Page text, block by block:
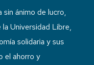
ánimo de lucro,
Universidad Libre,
solidaria y sus
el ahorro y